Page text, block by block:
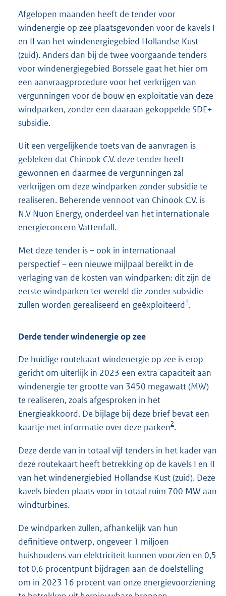
Afgelopen maanden heeft de tender voor
windenergie op zee plaatsgevonden voor de kavels I
en II van het windenergiegebied Hollandse Kust
(zuid). Anders dan bij de twee voorgaande tenders
voor windenergiegebied Borssele gaat het hier om
een aanvraagprocedure voor het verkrijgen van
vergunningen voor de bouw en exploitatie van deze
windparken, zonder een daaraan gekoppelde SDE+
subsidie.
Uit een vergelijkende toets van de aanvragen is
gebleken dat Chinook C.V. deze tender heeft
gewonnen en daarmee de vergunningen zal
verkrijgen om deze windparken zonder subsidie te
realiseren. Beherende vennoot van Chinook C.V. is
N.V Nuon Energy, onderdeel van het internationale
energieconcern Vattenfall.
Met deze tender is – ook in internationaal
perspectief – een nieuwe mijlpaal bereikt in de
verlaging van de kosten van windparken: dit zijn de
eerste windparken ter wereld die zonder subsidie
zullen worden gerealiseerd en geëxploiteerd1.
Derde tender windenergie op zee
De huidige routekaart windenergie op zee is erop
gericht om uiterlijk in 2023 een extra capaciteit aan
windenergie ter grootte van 3450 megawatt (MW)
te realiseren, zoals afgesproken in het
Energieakkoord. De bijlage bij deze brief bevat een
kaartje met informatie over deze parken2.
Deze derde van in totaal vijf tenders in het kader van
deze routekaart heeft betrekking op de kavels I en II
van het windenergiebied Hollandse Kust (zuid). Deze
kavels bieden plaats voor in totaal ruim 700 MW aan
windturbines.
De windparken zullen, afhankelijk van hun
definitieve ontwerp, ongeveer 1 miljoen
huishoudens van elektriciteit kunnen voorzien en 0,5
tot 0,6 procentpunt bijdragen aan de doelstelling
om in 2023 16 procent van onze energievoorziening